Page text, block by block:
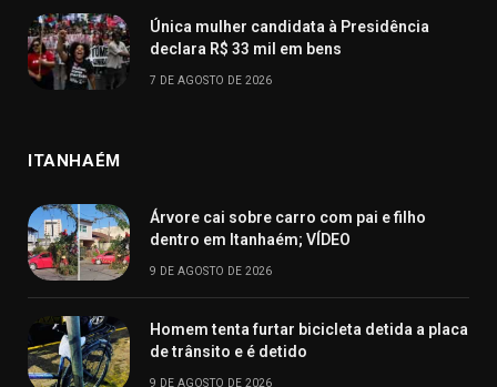
Única mulher candidata à Presidência
declara R$ 33 mil em bens
7 DE AGOSTO DE 2026
ITANHAÉM
Árvore cai sobre carro com pai e filho
dentro em Itanhaém; VÍDEO
9 DE AGOSTO DE 2026
Homem tenta furtar bicicleta detida a placa
de trânsito e é detido
9 DE AGOSTO DE 2026